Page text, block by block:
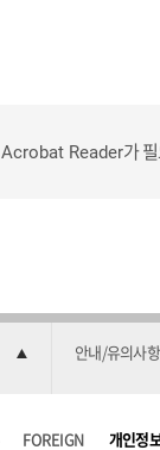
Acrobat Reader가
안내/유의사항
FOREIGN 개인정